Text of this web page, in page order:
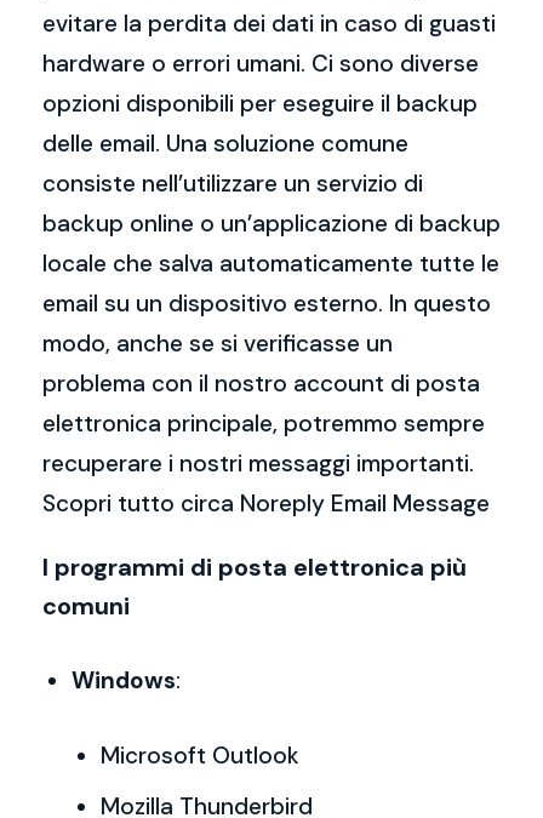
evitare la perdita dei dati in caso di guasti
hardware o errori umani. Ci sono diverse
opzioni disponibili per eseguire il backup
delle email. Una soluzione comune
consiste nell’utilizzare un servizio di
backup online o un’applicazione di backup
locale che salva automaticamente tutte le
email su un dispositivo esterno. In questo
modo, anche se si verificasse un
problema con il nostro account di posta
elettronica principale, potremmo sempre
recuperare i nostri messaggi importanti.
Scopri tutto circa Noreply Email Message
I programmi di posta elettronica più
comuni
Windows:
Microsoft Outlook
Mozilla Thunderbird